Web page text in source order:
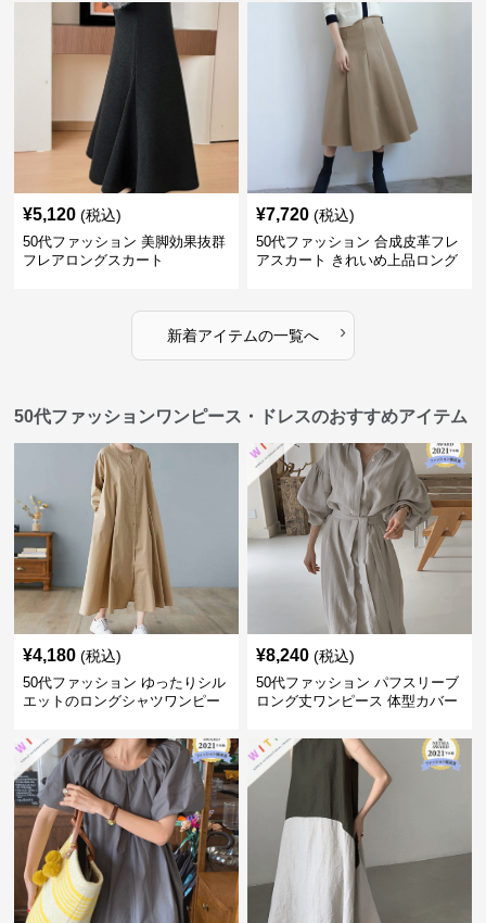
¥5,120 (税込)
50代ファッション 美脚効果抜群
フレアロングスカート
¥7,720 (税込)
50代ファッション 合成皮革フレ
アスカート きれいめ上品ロング
新着アイテムの一覧へ ›
50代ファッションワンピース・ドレスのおすすめアイテム
¥4,180 (税込)
50代ファッション ゆったりシル
エットのロングシャツワンピー
¥8,240 (税込)
50代ファッション パフスリーブ
ロング丈ワンピース 体型カバー